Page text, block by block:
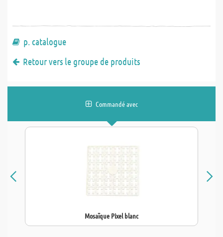
p. catalogue
Retour vers le groupe de produits
Commandé avec
Mosaïque Pixel blanc